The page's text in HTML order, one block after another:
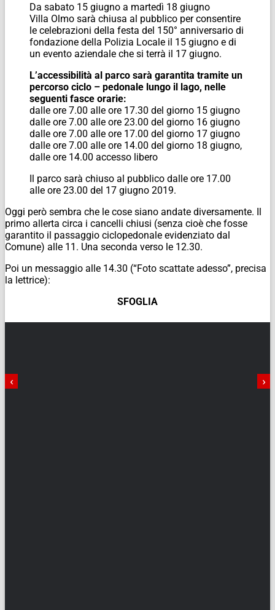
Da sabato 15 giugno a martedì 18 giugno
Villa Olmo sarà chiusa al pubblico per consentire
le celebrazioni della festa del 150° anniversario di
fondazione della Polizia Locale il 15 giugno e di
un evento aziendale che si terrà il 17 giugno.
L’accessibilità al parco sarà garantita tramite un
percorso ciclo – pedonale lungo il lago, nelle
seguenti fasce orarie:
dalle ore 7.00 alle ore 17.30 del giorno 15 giugno
dalle ore 7.00 alle ore 23.00 del giorno 16 giugno
dalle ore 7.00 alle ore 17.00 del giorno 17 giugno
dalle ore 7.00 alle ore 14.00 del giorno 18 giugno,
dalle ore 14.00 accesso libero
Il parco sarà chiuso al pubblico dalle ore 17.00
alle ore 23.00 del 17 giugno 2019.
Oggi però sembra che le cose siano andate diversamente. Il
primo allerta circa i cancelli chiusi (senza cioè che fosse
garantito il passaggio ciclopedonale evidenziato dal
Comune) alle 11. Una seconda verso le 12.30.
Poi un messaggio alle 14.30 (“Foto scattate adesso”, precisa
la lettrice):
SFOGLIA
‹ ›